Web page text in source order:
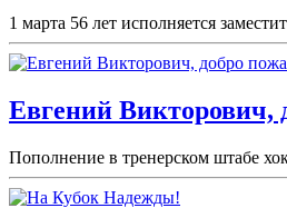
1 марта 56 лет исполняется
Евгений Викторович,
Пополнение в тренерском штабе